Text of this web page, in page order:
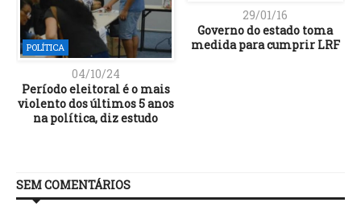
POLÍTICA
04/10/24
Período eleitoral é o mais
violento dos últimos 5 anos
na política, diz estudo
29/01/16
Governo do estado toma
medida para cumprir LRF
SEM COMENTÁRIOS